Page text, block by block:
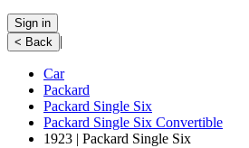
Sign in
< Back |
Car
Packard
Packard Single Six
Packard Single Six Convertible
1923 | Packard Single Six